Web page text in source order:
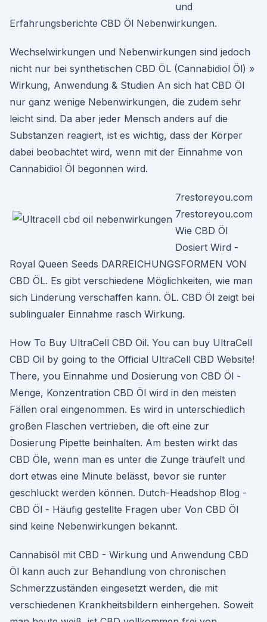
und
Erfahrungsberichte CBD Öl Nebenwirkungen.
Wechselwirkungen und Nebenwirkungen sind jedoch
nicht nur bei synthetischen CBD ÖL (Cannabidiol Öl) »
Wirkung, Anwendung & Studien An sich hat CBD Öl
nur ganz wenige Nebenwirkungen, die zudem sehr
leicht sind. Da aber jeder Mensch anders auf die
Substanzen reagiert, ist es wichtig, dass der Körper
dabei beobachtet wird, wenn mit der Einnahme von
Cannabidiol Öl begonnen wird.
7restoreyou.com
7restoreyou.com
Wie CBD Öl
Dosiert Wird -
Royal Queen Seeds DARREICHUNGSFORMEN VON
CBD ÖL. Es gibt verschiedene Möglichkeiten, wie man
sich Linderung verschaffen kann. ÖL. CBD Öl zeigt bei
sublingualer Einnahme rasch Wirkung.
How To Buy UltraCell CBD Oil. You can buy UltraCell
CBD Oil by going to the Official UltraCell CBD Website!
There, you Einnahme und Dosierung von CBD Öl -
Menge, Konzentration CBD Öl wird in den meisten
Fällen oral eingenommen. Es wird in unterschiedlich
großen Flaschen vertrieben, die oft eine zur
Dosierung Pipette beinhalten. Am besten wirkt das
CBD Öle, wenn man es unter die Zunge träufelt und
dort etwas eine Minute belässt, bevor sie runter
geschluckt werden können. Dutch-Headshop Blog -
CBD Öl - Häufig gestellte Fragen uber Von CBD Öl
sind keine Nebenwirkungen bekannt.
Cannabisöl mit CBD - Wirkung und Anwendung CBD
Öl kann auch zur Behandlung von chronischen
Schmerzzuständen eingesetzt werden, die mit
verschiedenen Krankheitsbildern einhergehen. Soweit